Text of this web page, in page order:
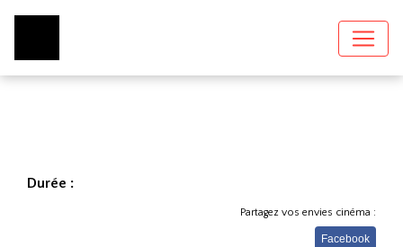
Durée :
Partagez vos envies cinéma :
Facebook